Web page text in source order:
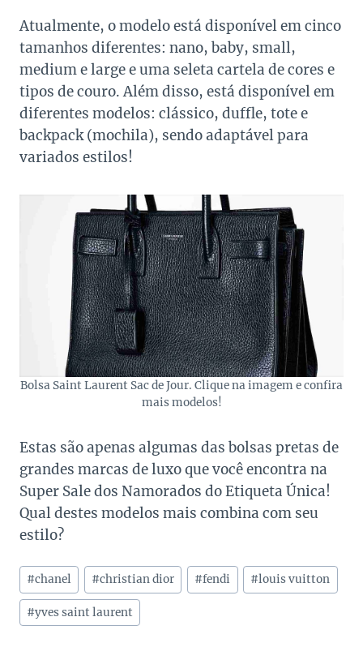
Atualmente, o modelo está disponível em cinco
tamanhos diferentes: nano, baby, small,
medium e large e uma seleta cartela de cores e
tipos de couro. Além disso, está disponível em
diferentes modelos: clássico, duffle, tote e
backpack (mochila), sendo adaptável para
variados estilos!
Bolsa Saint Laurent Sac de Jour. Clique na imagem e confira
mais modelos!
Estas são apenas algumas das bolsas pretas de
grandes marcas de luxo que você encontra na
Super Sale dos Namorados do Etiqueta Única!
Qual destes modelos mais combina com seu
estilo?
Tags
do
Post:
#chanel #christian dior #fendi #louis vuitton
#yves saint laurent